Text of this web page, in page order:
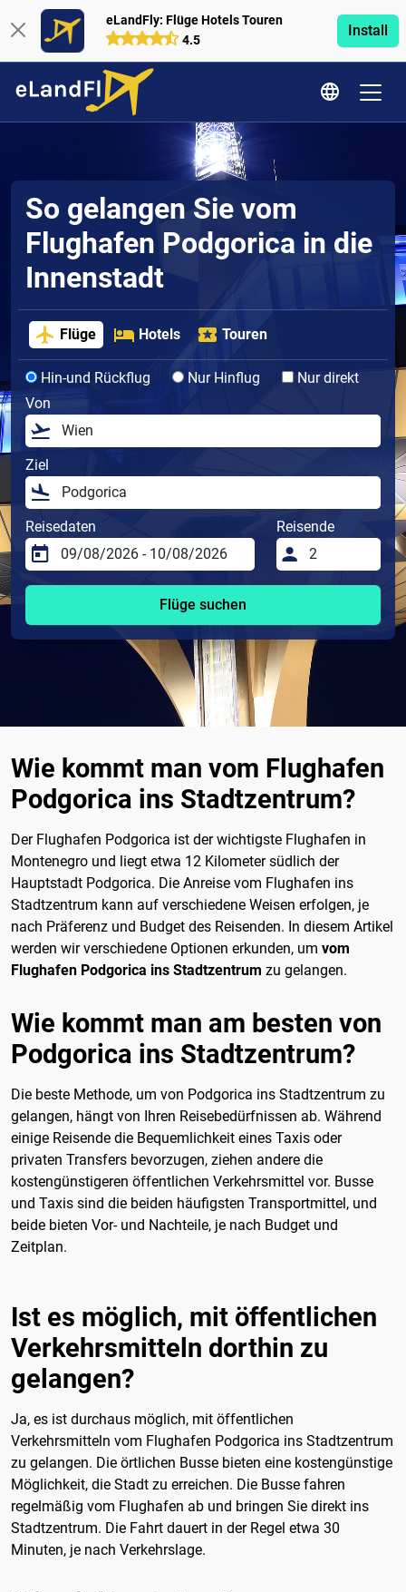
eLandFly: Flüge Hotels Touren
4.5
Install
So gelangen Sie vom
Flughafen Podgorica in die
Innenstadt
Flüge Hotels Touren
Hin-und Rückflug Nur Hinflug
Nur direkt
Von
Ziel
Reisedaten Reisende
Flüge suchen
Wie kommt man vom Flughafen
Podgorica ins Stadtzentrum?
Der Flughafen Podgorica ist der wichtigste Flughafen in
Montenegro und liegt etwa 12 Kilometer südlich der
Hauptstadt Podgorica. Die Anreise vom Flughafen ins
Stadtzentrum kann auf verschiedene Weisen erfolgen, je
nach Präferenz und Budget des Reisenden. In diesem Artikel
werden wir verschiedene Optionen erkunden, um vom
Flughafen Podgorica ins Stadtzentrum zu gelangen.
Wie kommt man am besten von
Podgorica ins Stadtzentrum?
Die beste Methode, um von Podgorica ins Stadtzentrum zu
gelangen, hängt von Ihren Reisebedürfnissen ab. Während
einige Reisende die Bequemlichkeit eines Taxis oder
privaten Transfers bevorzugen, ziehen andere die
kostengünstigeren öffentlichen Verkehrsmittel vor. Busse
und Taxis sind die beiden häufigsten Transportmittel, und
beide bieten Vor- und Nachteile, je nach Budget und
Zeitplan.
Ist es möglich, mit öffentlichen
Verkehrsmitteln dorthin zu
gelangen?
Ja, es ist durchaus möglich, mit öffentlichen
Verkehrsmitteln vom Flughafen Podgorica ins Stadtzentrum
zu gelangen. Die örtlichen Busse bieten eine kostengünstige
Möglichkeit, die Stadt zu erreichen. Die Busse fahren
regelmäßig vom Flughafen ab und bringen Sie direkt ins
Stadtzentrum. Die Fahrt dauert in der Regel etwa 30
Minuten, je nach Verkehrslage.